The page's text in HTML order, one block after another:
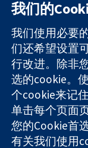
可信任的证据
知情决定
更完善的医疗健
康
The Cochrane
company limited by
England & Wales.
我们的
我们使用必要
们还希望设置
行改进。除非
选的cookie。
个cookie来记
单击每个页面
您的Cookie首选
有关我们使用